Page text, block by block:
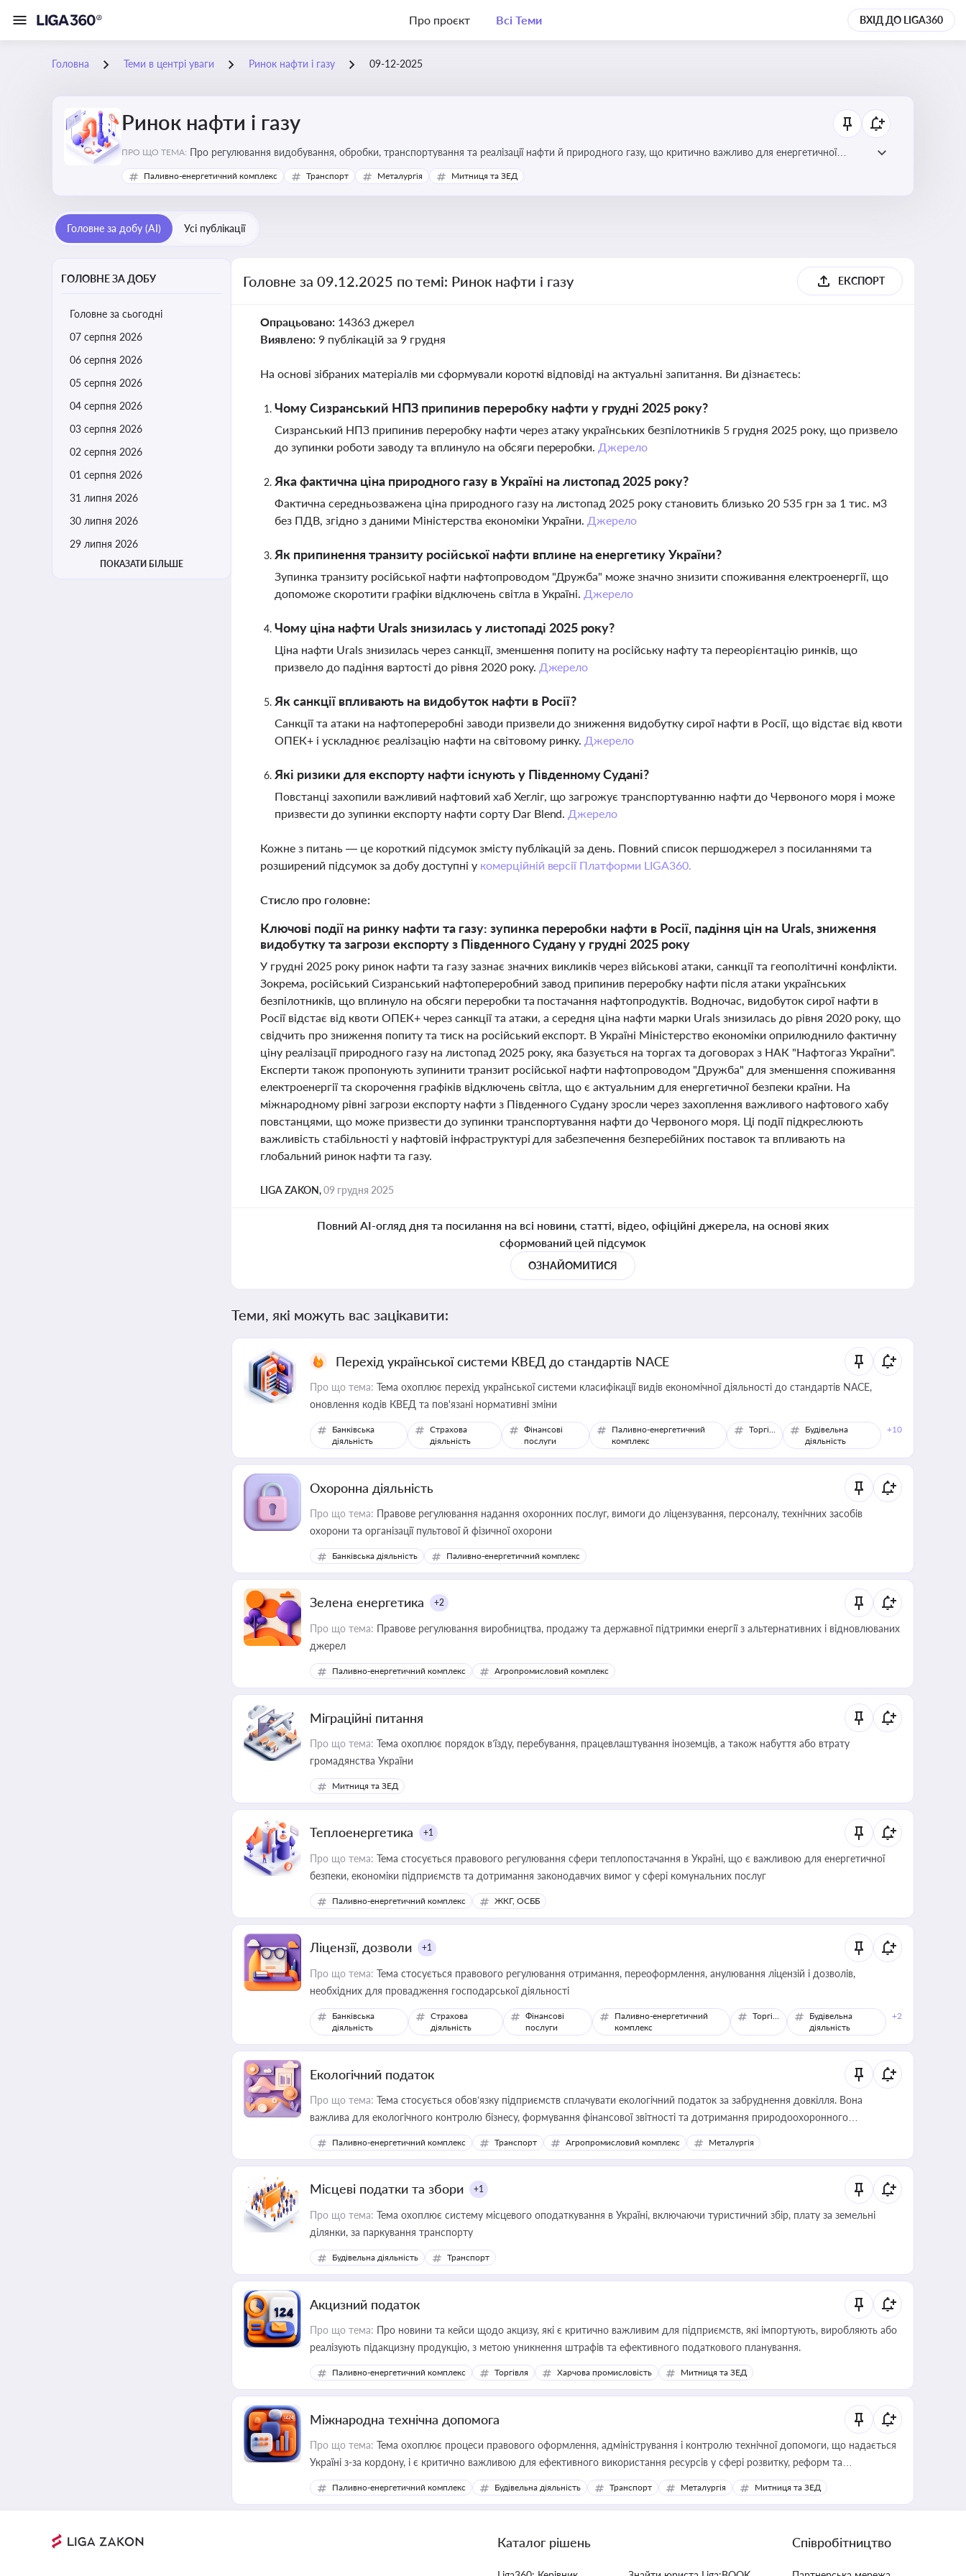
Про проєкт Всі Теми ВХІД ДО LIGA360
Головна Теми в центрі уваги Ринок нафти і газу 09-12-2025
Ринок нафти і газу
ПРО ЩО ТЕМА: Про регулювання видобування, обробки, транспортування та реалізації нафти й природного газу, що критично важливо для енергетичної
безпеки, інвестицій у галузь та дотримання ліцензійних умов діяльності
Паливно-енергетичний комплекс Транспорт Металургія Митниця та ЗЕД
Головне за добу (AI) Усі публікації
ГОЛОВНЕ ЗА ДОБУ
Головне за сьогодні
07 серпня 2026
06 серпня 2026
05 серпня 2026
04 серпня 2026
03 серпня 2026
02 серпня 2026
01 серпня 2026
31 липня 2026
30 липня 2026
29 липня 2026
ПОКАЗАТИ БІЛЬШЕ
Головне за 09.12.2025 по темі: Ринок нафти і газу ЕКСПОРТ
Опрацьовано: 14363 джерел
Виявлено: 9 публікацій за 9 грудня
На основі зібраних матеріалів ми сформували короткі відповіді на актуальні запитання. Ви дізнаєтесь:
Чому Сизранський НПЗ припинив переробку нафти у грудні 2025 року?
Сизранський НПЗ припинив переробку нафти через атаку українських безпілотників 5 грудня 2025 року, що призвело
до зупинки роботи заводу та вплинуло на обсяги переробки. Джерело
Яка фактична ціна природного газу в Україні на листопад 2025 року?
Фактична середньозважена ціна природного газу на листопад 2025 року становить близько 20 535 грн за 1 тис. м3
без ПДВ, згідно з даними Міністерства економіки України. Джерело
Як припинення транзиту російської нафти вплине на енергетику України?
Зупинка транзиту російської нафти нафтопроводом "Дружба" може значно знизити споживання електроенергії, що
допоможе скоротити графіки відключень світла в Україні. Джерело
Чому ціна нафти Urals знизилась у листопаді 2025 року?
Ціна нафти Urals знизилась через санкції, зменшення попиту на російську нафту та переорієнтацію ринків, що
призвело до падіння вартості до рівня 2020 року. Джерело
Як санкції впливають на видобуток нафти в Росії?
Санкції та атаки на нафтопереробні заводи призвели до зниження видобутку сирої нафти в Росії, що відстає від квоти
ОПЕК+ і ускладнює реалізацію нафти на світовому ринку. Джерело
Які ризики для експорту нафти існують у Південному Судані?
Повстанці захопили важливий нафтовий хаб Хегліг, що загрожує транспортуванню нафти до Червоного моря і може
призвести до зупинки експорту нафти сорту Dar Blend. Джерело
Кожне з питань — це короткий підсумок змісту публікацій за день. Повний список першоджерел з посиланнями та
розширений підсумок за добу доступні у комерційній версії Платформи LIGA360.
Стисло про головне:
Ключові події на ринку нафти та газу: зупинка переробки нафти в Росії, падіння цін на Urals, зниження
видобутку та загрози експорту з Південного Судану у грудні 2025 року
У грудні 2025 року ринок нафти та газу зазнає значних викликів через військові атаки, санкції та геополітичні конфлікти.
Зокрема, російський Сизранський нафтопереробний завод припинив переробку нафти після атаки українських
безпілотників, що вплинуло на обсяги переробки та постачання нафтопродуктів. Водночас, видобуток сирої нафти в
Росії відстає від квоти ОПЕК+ через санкції та атаки, а середня ціна нафти марки Urals знизилась до рівня 2020 року, що
свідчить про зниження попиту та тиск на російський експорт. В Україні Міністерство економіки оприлюднило фактичну
ціну реалізації природного газу на листопад 2025 року, яка базується на торгах та договорах з НАК "Нафтогаз України".
Експерти також пропонують зупинити транзит російської нафти нафтопроводом "Дружба" для зменшення споживання
електроенергії та скорочення графіків відключень світла, що є актуальним для енергетичної безпеки країни. На
міжнародному рівні загрози експорту нафти з Південного Судану зросли через захоплення важливого нафтового хабу
повстанцями, що може призвести до зупинки транспортування нафти до Червоного моря. Ці події підкреслюють
важливість стабільності у нафтовій інфраструктурі для забезпечення безперебійних поставок та впливають на
глобальний ринок нафти та газу.
LIGA ZAKON,09 грудня 2025
Повний AI-огляд дня та посилання на всі новини, статті, відео, офіційні джерела, на основі яких
сформований цей підсумок
ОЗНАЙОМИТИСЯ
Теми, які можуть вас зацікавити:
Перехід української системи КВЕД до стандартів NACE
Про що тема: Тема охоплює перехід української системи класифікації видів економічної діяльності до стандартів NACE,
оновлення кодів КВЕД та пов'язані нормативні зміни
Банківська
діяльність
Страхова
діяльність
Фінансові
послуги
Паливно-енергетичний
комплекс
Торгівля
Будівельна
діяльність
+10
Охоронна діяльність
Про що тема: Правове регулювання надання охоронних послуг, вимоги до ліцензування, персоналу, технічних засобів
охорони та організації пультової й фізичної охорони
Банківська діяльність Паливно-енергетичний комплекс
Зелена енергетика +2
Про що тема: Правове регулювання виробництва, продажу та державної підтримки енергії з альтернативних і відновлюваних
джерел
Паливно-енергетичний комплекс Агропромисловий комплекс
Міграційні питання
Про що тема: Тема охоплює порядок в’їзду, перебування, працевлаштування іноземців, а також набуття або втрату
громадянства України
Митниця та ЗЕД
Теплоенергетика +1
Про що тема: Тема стосується правового регулювання сфери теплопостачання в Україні, що є важливою для енергетичної
безпеки, економіки підприємств та дотримання законодавчих вимог у сфері комунальних послуг
Паливно-енергетичний комплекс ЖКГ, ОСББ
Ліцензії, дозволи +1
Про що тема: Тема стосується правового регулювання отримання, переоформлення, анулювання ліцензій і дозволів,
необхідних для провадження господарської діяльності
Банківська
діяльність
Страхова
діяльність
Фінансові
послуги
Паливно-енергетичний
комплекс
Торгівля
Будівельна
діяльність
+2
Екологічний податок
Про що тема: Тема стосується обов’язку підприємств сплачувати екологічний податок за забруднення довкілля. Вона
важлива для екологічного контролю бізнесу, формування фінансової звітності та дотримання природоохоронного
законодавства
Паливно-енергетичний комплекс Транспорт Агропромисловий комплекс Металургія
Місцеві податки та збори +1
Про що тема: Тема охоплює систему місцевого оподаткування в Україні, включаючи туристичний збір, плату за земельні
ділянки, за паркування транспорту
Будівельна діяльність Транспорт
Акцизний податок
Про що тема: Про новини та кейси щодо акцизу, які є критично важливим для підприємств, які імпортують, виробляють або
реалізують підакцизну продукцію, з метою уникнення штрафів та ефективного податкового планування.
Паливно-енергетичний комплекс Торгівля Харчова промисловість Митниця та ЗЕД
Міжнародна технічна допомога
Про що тема: Тема охоплює процеси правового оформлення, адміністрування і контролю технічної допомоги, що надається
Україні з-за кордону, і є критично важливою для ефективного використання ресурсів у сфері розвитку, реформ та
інфраструктурних проєктів
Паливно-енергетичний комплекс Будівельна діяльність Транспорт Металургія Митниця та ЗЕД
Каталог рішень Співробітництво